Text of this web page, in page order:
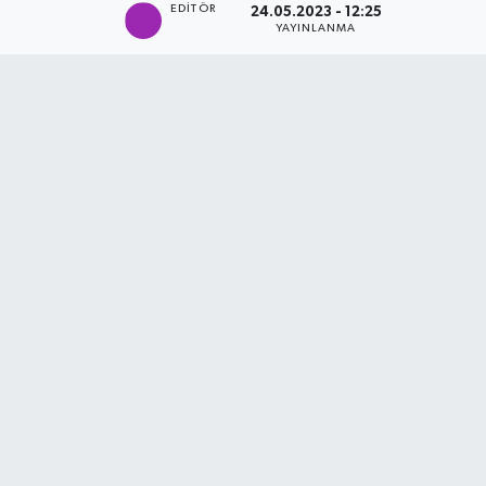
EDITÖR 24.05.2023 - 12:25
YAYINLANMA